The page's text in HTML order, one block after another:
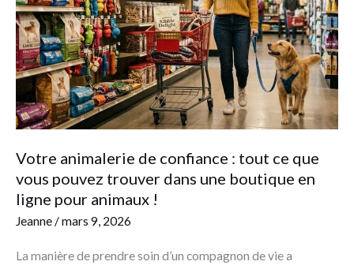
Votre animalerie de confiance : tout ce que
vous pouvez trouver dans une boutique en
ligne pour animaux !
Jeanne/mars 9, 2026
La manière de prendre soin d’un compagnon de vie a
:
tout
ce
que
vous
pouvez
dans
boutique
ligne